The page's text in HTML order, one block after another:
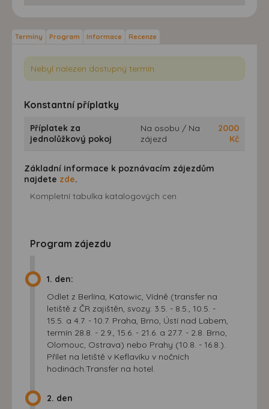
Termíny Program Informace Recenze
Nebyl nalezen dostupný termín.
Konstantní příplatky
Příplatek za
jednolůžkový pokoj
Na osobu / Na
zájezd
2000
Kč
Základní informace k poznávacím zájezdům
najdete zde.
Kompletní tabulka katalogových cen
Program zájezdu
1. den:
Odlet z Berlína, Katowic, Vídně (transfer na
letiště z ČR zajištěn, svozy: 3.5. - 8.5., 10.5. -
15.5. a 4.7. - 10.7. Praha, Brno, Ústí nad Labem,
termín 28.8. - 2.9., 15.6. - 21.6. a 27.7. - 2.8. Brno,
Olomouc, Ostrava) nebo Prahy (10.8. - 16.8.).
Přílet na letiště v Keflavíku v nočních
hodinách.Transfer na hotel.
2. den